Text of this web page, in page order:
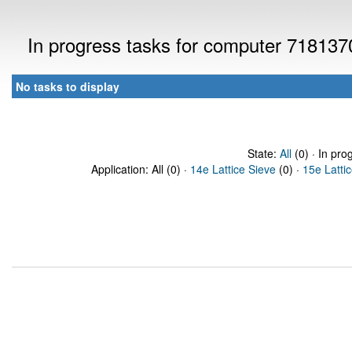
In progress tasks for computer
No tasks to display
State: All(0) · In
Application: All (0) · 14e Lattice Sieve (0) · 15e